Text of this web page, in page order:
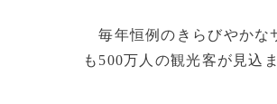
毎年恒例のきらびやかな
も500万人の観光客が見込